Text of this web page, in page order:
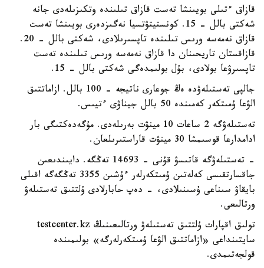
قازاق ءتىلى بويىنشا تەست قازاق تىلىندە وتكىزىلەدى جانە
شەكتى بالل - 15. كونستيتۋتسيا نەگىزدەرى بويىنشا تەست
قازاق نەمەسە ورىس تىلىندە تاپسىرىلادى، شەكتى بالل - 20.
قازاقستان تاريحىنان دا قازاق نەمەسە ورىس تىلىندە تەست
تاپسىرۋعا بولادى، بۇل بولىمدەگى شەكتى بالل - 15.
جالپى تەستىلەۋدە ەڭ جوعارى ناتيجە - 100 بالل. ازاماتتىق
الۋعا ۇمىتكەر كەمىندە 50 بالل جيناۋى ءتيىس.
تەستىلەۋگە 2 ساعات 10 مينۋت بەرىلەدى. مۇگەدەكتىگى بار
ادامدارعا قوسىمشا 30 مينۋت قاراستىرىلعان.
- تەستىلەۋگە قاتىسۋ قۇنى - 14693 تەڭگە. دايىندىعىن
جاقسارتقىسى كەلەتىن ۇمىتكەرلەر ءۇشىن 3355 تەڭگەگە اقىلى
بايقاۋ سىناعى ۇسىنىلادى، - دەپ حابارلادى ۇلتتىق تەستىلەۋ
ورتالىعى.
تولىق اقپارات ۇلتتىق تەستىلەۋ ورتالىعىنىڭ testcenter.kz
سايتىنداعى «ازاماتتىق الۋعا ۇمىتكەرلەرگە» بولىمىندە
قولجەتىمدى.